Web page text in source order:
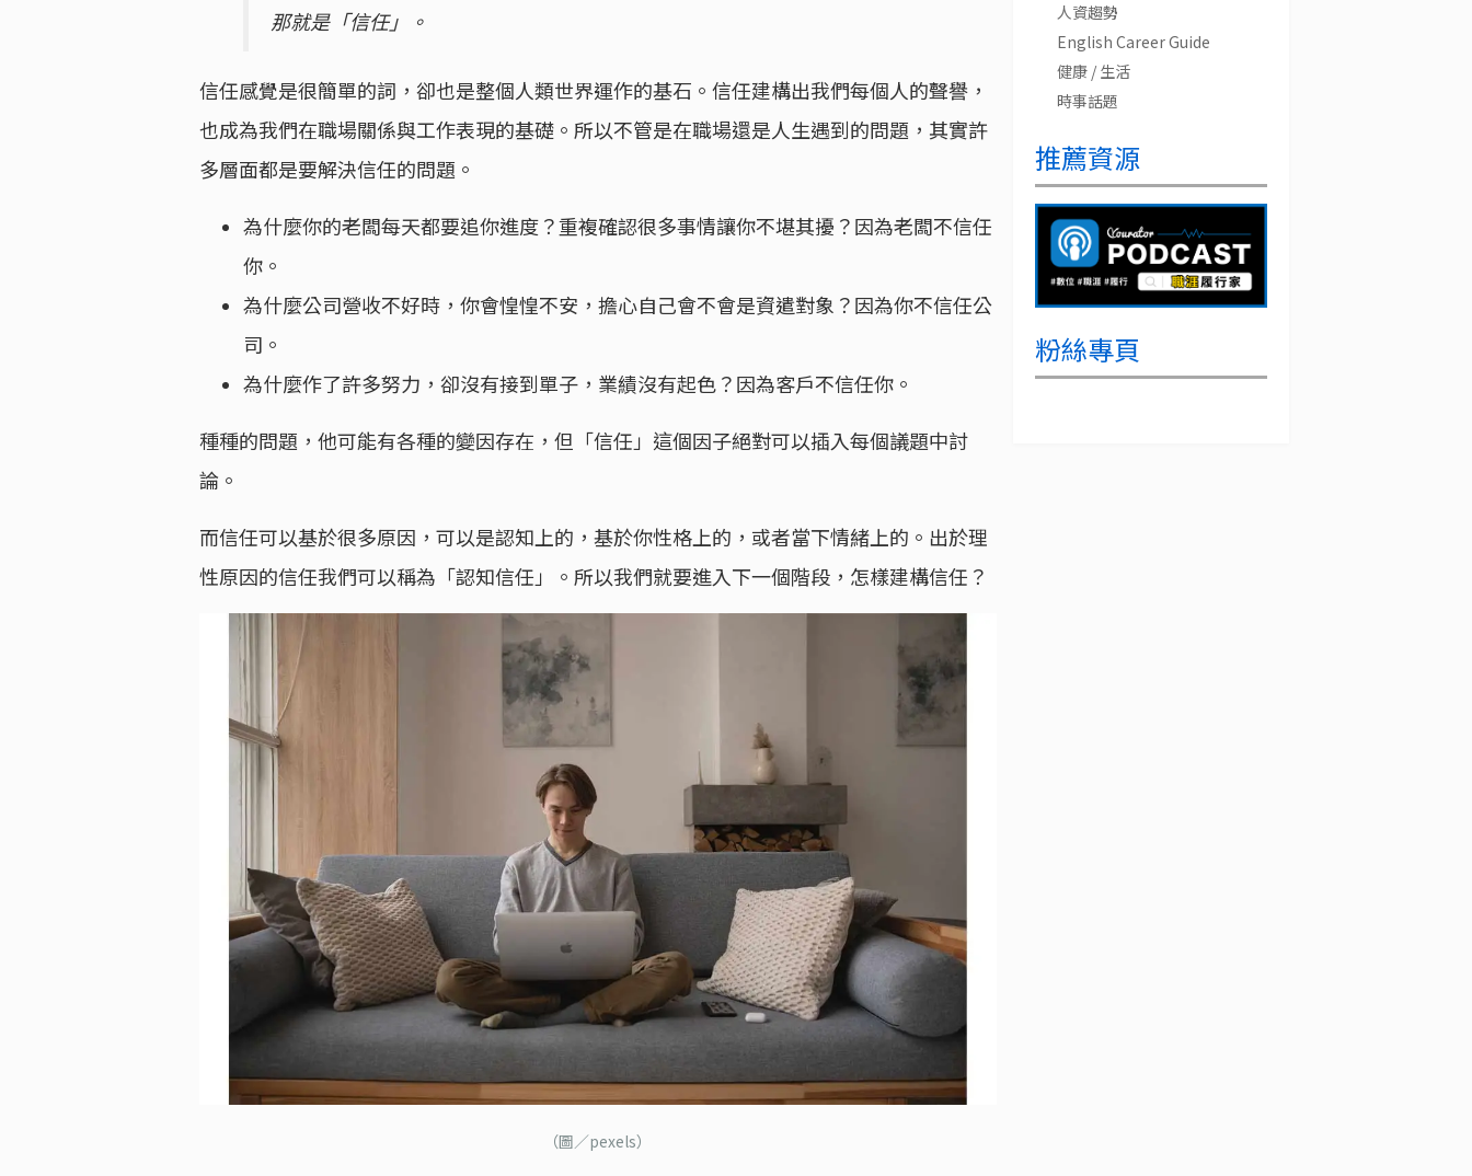
那就是「信任」。
信任感覺是很簡單的詞，卻也是整個人類世界運作的基石。信任建構出我們每個人的聲譽，
也成為我們在職場關係與工作表現的基礎。所以不管是在職場還是人生遇到的問題，其實許
多層面都是要解決信任的問題。
為什麼你的老闆每天都要追你進度？重複確認很多事情讓你不堪其擾？因為老闆不信任
你。
為什麼公司營收不好時，你會惶惶不安，擔心自己會不會是資遣對象？因為你不信任公
司。
為什麼作了許多努力，卻沒有接到單子，業績沒有起色？因為客戶不信任你。
種種的問題，他可能有各種的變因存在，但「信任」這個因子絕對可以插入每個議題中討
論。
而信任可以基於很多原因，可以是認知上的，基於你性格上的，或者當下情緒上的。出於理
性原因的信任我們可以稱為「認知信任」。所以我們就要進入下一個階段，怎樣建構信任？
（圖／pexels）
人資趨勢
English Career Guide
健康 / 生活
時事話題
推薦資源
粉絲專頁